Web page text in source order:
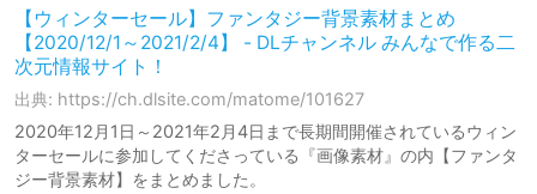
【ウィンターセール】ファンタジー背景素材まとめ
【2020/12/1～2021/2/4】 - DLチャンネル みんなで作る二
次元情報サイト！
出典: https://ch.dlsite.com/matome/101627
2020年12月1日～2021年2月4日まで長期間開催されているウィン
ターセールに参加してくださっている『画像素材』の内【ファンタ
ジー背景素材】をまとめました。